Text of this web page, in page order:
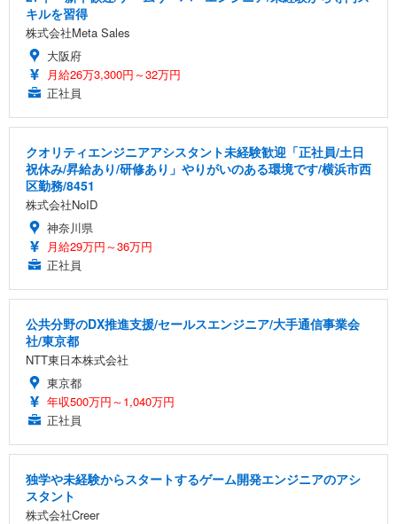
キルを習得
株式会社Meta Sales
大阪府
月給26万3,300円～32万円
正社員
クオリティエンジニアアシスタント未経験歓迎「正社員/土日
祝休み/昇給あり/研修あり」やりがいのある環境です/横浜市西
区勤務/8451
株式会社NoID
神奈川県
月給29万円～36万円
正社員
公共分野のDX推進支援/セールスエンジニア/大手通信事業会
社/東京都
NTT東日本株式会社
東京都
年収500万円～1,040万円
正社員
独学や未経験からスタートするゲーム開発エンジニアのアシ
スタント
株式会社Creer